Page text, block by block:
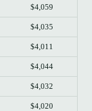
$4,059
$4,035
$4,011
$4,044
$4,032
$4,020